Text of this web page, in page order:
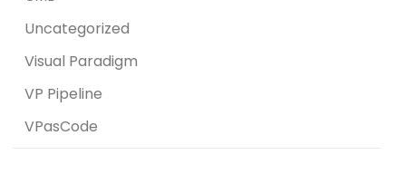
Uncategorized
Visual Paradigm
VP Pipeline
VPasCode